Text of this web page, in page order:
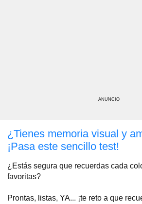
ANUNCIO
¿Tienes memoria visual y
¡Pasa este sencillo test!
¿Estás segura que recuerdas cada
favoritas?
Prontas, listas, YA... ¡te reto a que